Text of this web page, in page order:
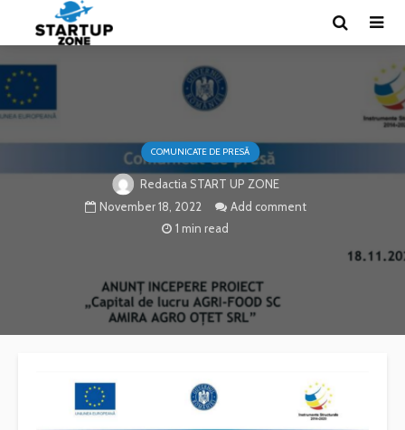
COMUNICATE DE PRESĂ
Redactia START UP ZONE
November 18, 2022
Add comment
1 min read